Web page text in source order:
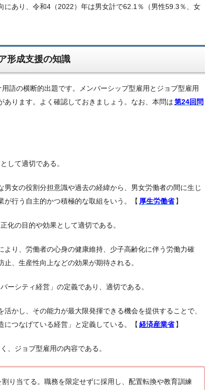
にあり、令和4（2022）年は男女計で62.1％（男性59.3％、女
形成支援の知識
用語の横断的出題です。メンバーシップ型雇用とジョブ型雇用
あります。よく確認しておきましょう。なお、本問は第24回問
して適切である。
男女の役割分担意識や過去の経緯から、男女労働者の間に生じ
が行う自主的かつ積極的な取組をいう。【 厚生労働省 】
化の目的や効果として適切である。
より、労働者の心身の健康維持、少子高齢化に伴う労働力確
、生産性向上などの効果が期待される。
ーシティ経営」の定義であり、適切である。
かし、その能力が最大限発揮できる機会を提供することで、
につなげている経営」と定義している。【 経済産業省 】
、ジョブ型雇用の内容である。
り当てる。職務を限定せずに採用し、配置転換や教育訓練